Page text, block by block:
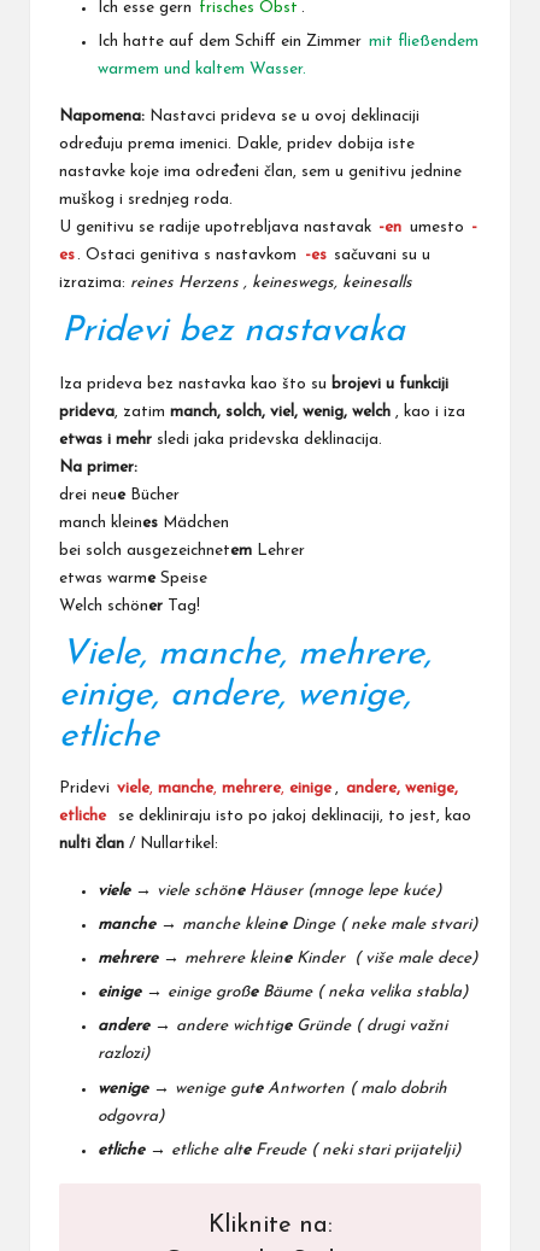
Ich esse gern frisches Obst .
Ich hatte auf dem Schiff ein Zimmer mit fließendem
warmem und kaltem Wasser.
Napomena: Nastavci prideva se u ovoj deklinaciji
određuju prema imenici. Dakle, pridev dobija iste
nastavke koje ima određeni član, sem u genitivu jednine
muškog i srednjeg roda.
U genitivu se radije upotrebljava nastavak -en umesto
-
es . Ostaci genitiva s nastavkom -es sačuvani su u
izrazima: reines Herzens , keineswegs, keinesalls
Pridevi bez nastavaka
Iza prideva bez nastavka kao što su brojevi u funkciji
prideva , zatim manch, solch, viel, wenig, welch , kao i iza
etwas i mehr sledi jaka pridevska deklinacija.
Na primer:
drei neue Bücher
manch kleines Mädchen
bei solch ausgezeichnetem Lehrer
etwas warme Speise
Welch schöner Tag!
Viele, manche, mehrere,
einige, andere, wenige,
etliche
Pridevi viele,manche,mehrere,einige , andere, wenige,
etliche
se dekliniraju isto po jakoj deklinaciji, to jest, kao
nulti član / Nullartikel:
viele→ viele schöneHäuser (mnoge lepe kuće)
manche→ manche kleineDinge ( neke male stvari)
mehrere→ mehrere kleineKinder ( više male dece)
einige→ einige großeBäume ( neka velika stabla)
andere → andere wichtigeGründe ( drugi važni
razlozi)
wenige → wenige gute Antworten ( malo dobrih
odgovra)
etliche → etliche alteFreude ( neki stari prijatelji)
Kliknite na: